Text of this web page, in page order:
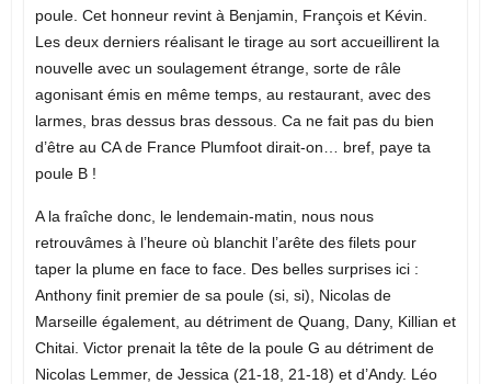
poule. Cet honneur revint à Benjamin, François et Kévin.
Les deux derniers réalisant le tirage au sort accueillirent la
nouvelle avec un soulagement étrange, sorte de râle
agonisant émis en même temps, au restaurant, avec des
larmes, bras dessus bras dessous. Ca ne fait pas du bien
d’être au CA de France Plumfoot dirait-on… bref, paye ta
poule B !
A la fraîche donc, le lendemain-matin, nous nous
retrouvâmes à l’heure où blanchit l’arête des filets pour
taper la plume en face to face. Des belles surprises ici :
Anthony finit premier de sa poule (si, si), Nicolas de
Marseille également, au détriment de Quang, Dany, Killian et
Chitai. Victor prenait la tête de la poule G au détriment de
Nicolas Lemmer, de Jessica (21-18, 21-18) et d’Andy. Léo